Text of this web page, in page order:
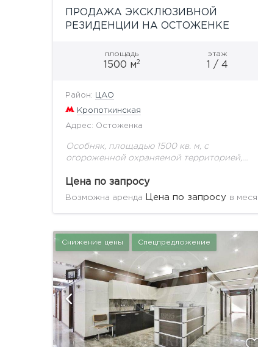
ПРОДАЖА ЭКСКЛЮЗИВНОЙ
РЕЗИДЕНЦИИ НА ОСТОЖЕНКЕ
площадь
1500 м2
этаж
1 / 4
Район: ЦАО
Кропоткинская
Адрес: Остоженка
Особняк, площадью 1500 кв. м, с
огороженной охраняемой территорией,
Располагается на первой линии в самой
престижной локации Москвы. Полностью
Цена по запросу
Возможна аренда Цена по запросу в
Снижение цены Спецпредложение
показать ещё 3 фотографии